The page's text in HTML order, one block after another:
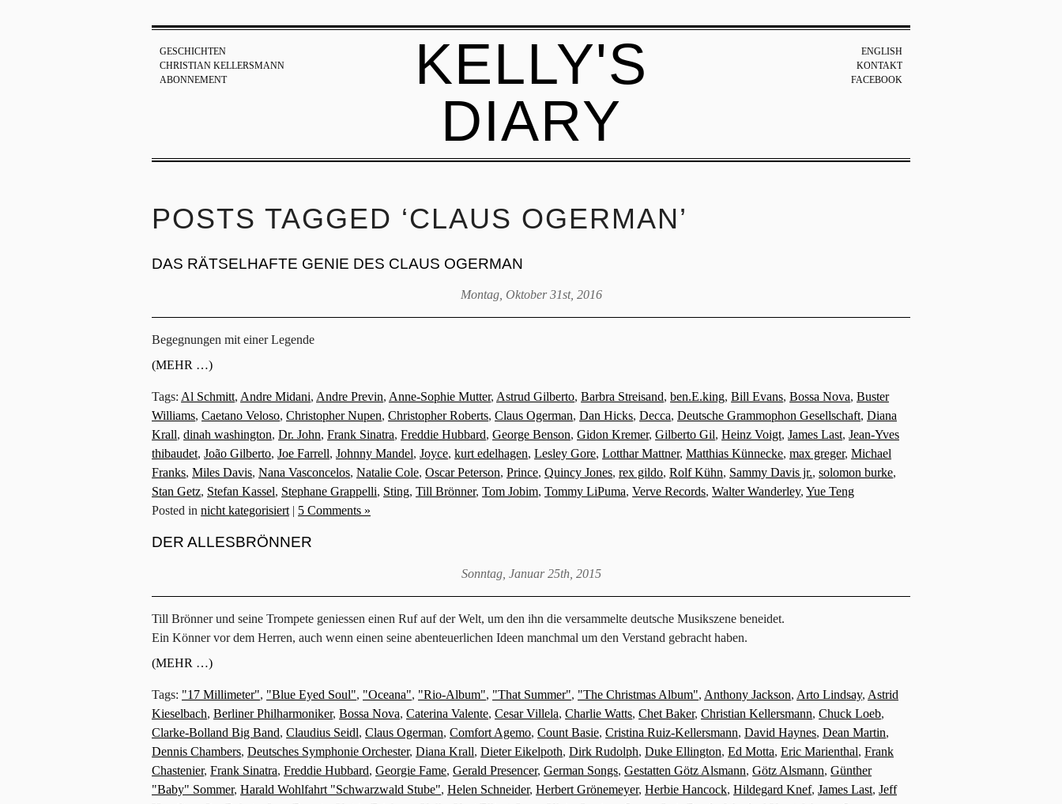
GESCHICHTEN
CHRISTIAN KELLERSMANN
ABONNEMENT
KELLY'S
DIARY
ENGLISH
KONTAKT
FACEBOOK
POSTS TAGGED ‘CLAUS OGERMAN’
DAS RÄTSELHAFTE GENIE DES CLAUS OGERMAN
Montag, Oktober 31st, 2016
Begegnungen mit einer Legende
(MEHR …)
Tags: Al Schmitt, Andre Midani, Andre Previn, Anne-Sophie Mutter, Astrud Gilberto, Barbra Streisand, ben.E.king, Bill Evans, Bossa Nova, Buster
Williams, Caetano Veloso, Christopher Nupen, Christopher Roberts, Claus Ogerman, Dan Hicks, Decca, Deutsche Grammophon Gesellschaft, Diana
Krall, dinah washington, Dr. John, Frank Sinatra, Freddie Hubbard, George Benson, Gidon Kremer, Gilberto Gil, Heinz Voigt, James Last, Jean-Yves
thibaudet, João Gilberto, Joe Farrell, Johnny Mandel, Joyce, kurt edelhagen, Lesley Gore, Lotthar Mattner, Matthias Künnecke, max greger, Michael
Franks, Miles Davis, Nana Vasconcelos, Natalie Cole, Oscar Peterson, Prince, Quincy Jones, rex gildo, Rolf Kühn, Sammy Davis jr., solomon burke,
Stan Getz, Stefan Kassel, Stephane Grappelli, Sting, Till Brönner, Tom Jobim, Tommy LiPuma, Verve Records, Walter Wanderley, Yue Teng
Posted in nicht kategorisiert| 5 Comments »
DER ALLESBRÖNNER
Sonntag, Januar 25th, 2015
Till Brönner und seine Trompete geniessen einen Ruf auf der Welt, um den ihn die versammelte deutsche Musikszene beneidet.
Ein Könner vor dem Herren, auch wenn einen seine abenteuerlichen Ideen manchmal um den Verstand gebracht haben.
(MEHR …)
Tags: "17 Millimeter", "Blue Eyed Soul", "Oceana", "Rio-Album", "That Summer", "The Christmas Album", Anthony Jackson, Arto Lindsay, Astrid
Kieselbach, Berliner Philharmoniker, Bossa Nova, Caterina Valente, Cesar Villela, Charlie Watts, Chet Baker, Christian Kellersmann, Chuck Loeb,
Clarke-Bolland Big Band, Claudius Seidl, Claus Ogerman, Comfort Agemo, Count Basie, Cristina Ruiz-Kellersmann, David Haynes, Dean Martin,
Dennis Chambers, Deutsches Symphonie Orchester, Diana Krall, Dieter Eikelpoth, Dirk Rudolph, Duke Ellington, Ed Motta, Eric Marienthal, Frank
Chastenier, Frank Sinatra, Freddie Hubbard, Georgie Fame, Gerald Presencer, German Songs, Gestatten Götz Alsmann, Götz Alsmann, Günther
"Baby" Sommer, Harald Wohlfahrt "Schwarzwald Stube", Helen Schneider, Herbert Grönemeyer, Herbie Hancock, Hildegard Knef, James Last, Jeff